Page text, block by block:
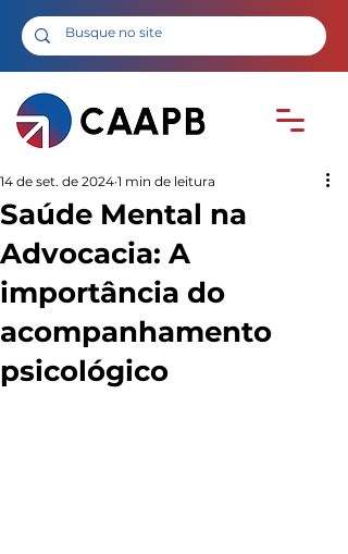
Saúde Mental na
Advocacia: A
importância do
acompanhamento
psicológico
14 de set. de 2024 1 min de leitura